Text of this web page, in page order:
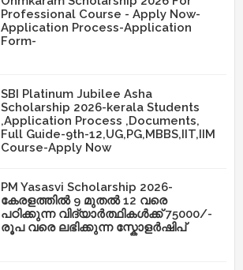
Professional Course - Apply Now-
Application Process-Application
Form-
SBI Platinum Jubilee Asha
Scholarship 2026-kerala Students
,Application Process ,Documents,
Full Guide-9th-12,UG,PG,MBBS,IIT,IIM
Course-Apply Now
PM Yasasvi Scholarship 2026-
കേരളത്തിൽ 9 മുതൽ 12 വരെ
പഠിക്കുന്ന വിദ്യാർത്ഥികൾക്ക് 75000/-
രൂപ വരെ ലഭിക്കുന്ന സ്കോളർഷിപ്